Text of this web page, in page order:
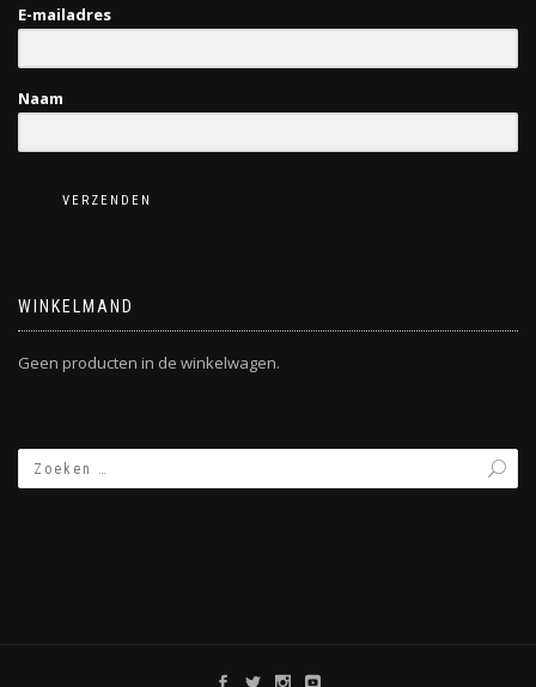
E-mailadres
Naam
VERZENDEN
WINKELMAND
Geen producten in de winkelwagen.